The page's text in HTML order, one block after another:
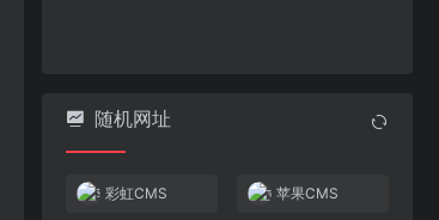
随机网址
彩虹CMS 苹果CMS